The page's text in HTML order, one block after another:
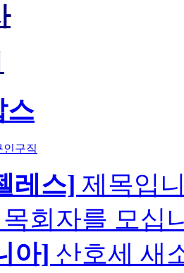
스
인구직
레스] 제목입
목회자를 모십
아] 산호세 새